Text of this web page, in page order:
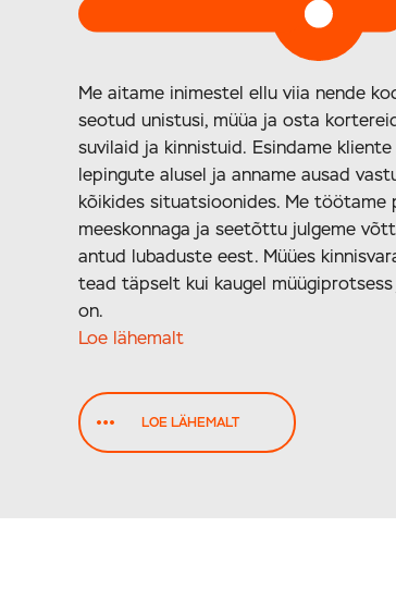
Me aitame inimestel ellu viia nende
seotud unistusi, müüa ja osta
suvilaid ja kinnistuid. Esindame
lepingute alusel ja anname ausad
kõikides situatsioonides. Me töötame
meeskonnaga ja seetõttu julgeme
antud lubaduste eest. Müües
tead täpselt kui kaugel
on.
Loe lähemalt
LOE LÄHEMALT